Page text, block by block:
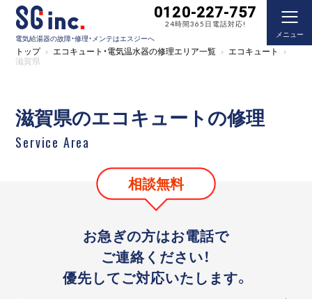
電気給湯器の故障・修理・メンテはエスジーへ
0120-227-757
24時間365日電話対応!
メニュー
トップ エコキュート・電気温水器の修理エリア一覧 エコキュート
滋賀県
滋賀県のエコキュートの修理
Service Area
相談無料
お急ぎの方はお電話で
ご連絡ください！
優先してご対応いたします。